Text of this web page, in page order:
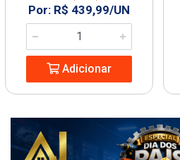
Por: R$ 439,99/UN
Adicionar